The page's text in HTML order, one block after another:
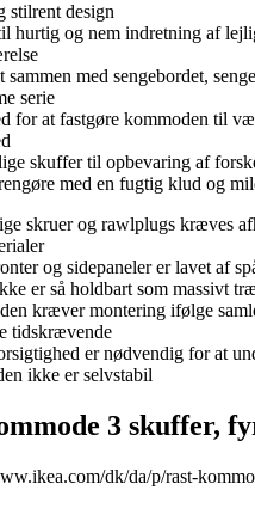
stilrent design
hurtig og nem indretning af
sammen med sengebordet,
serie
for at fastgøre kommoden til
skuffer til opbevaring af
med en fugtig klud og
skruer og rawlplugs kræves
og sidepaneler er lavet af
er så holdbart som massivt træ
kræver montering ifølge
tidskrævende
er nødvendig for at
ikke er selvstabil
3 skuffer,
dk/da/p/rast-